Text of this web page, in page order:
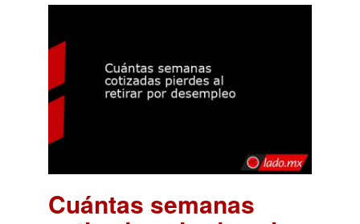
Cuántas semanas